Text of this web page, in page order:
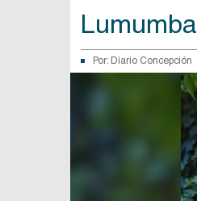
Lumumba
Por: Diario Concepción